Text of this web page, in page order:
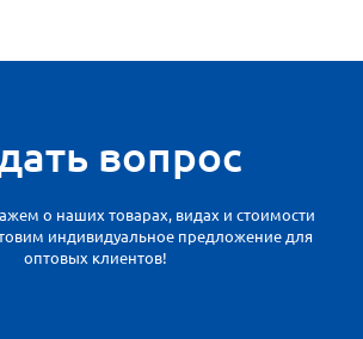
вопрос
о наших товарах, видах и стоимости
индивидуальное предложение для
оптовых клиентов!